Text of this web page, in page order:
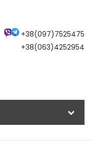
+38(097)7525475
+38(063)4252954
и наш